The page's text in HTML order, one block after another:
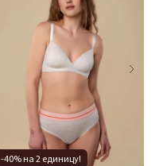
-40% на 2 единицу!